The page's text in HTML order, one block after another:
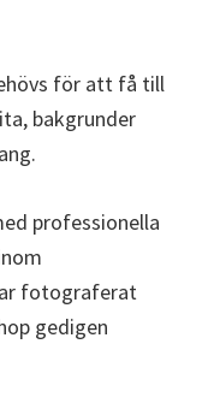
för att få till
bakgrunder
professionella
fotograferat
gedigen